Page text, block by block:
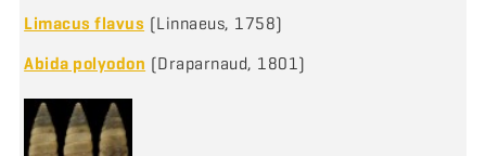
Limacus flavus (Linnaeus, 1758)
Abida polyodon (Draparnaud, 1801)